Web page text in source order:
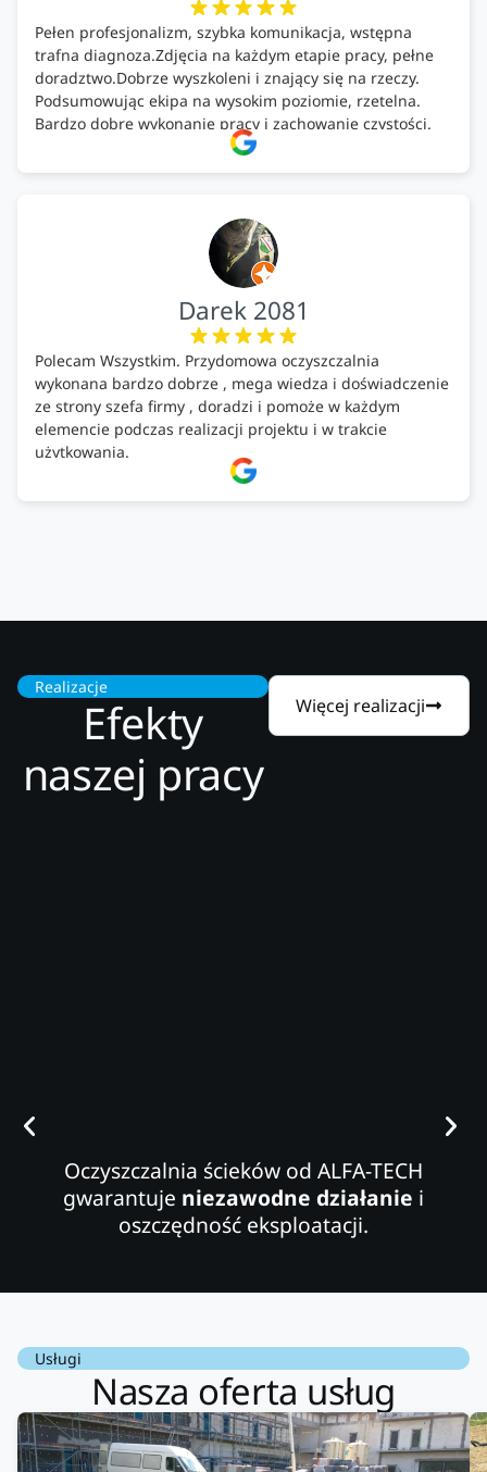
Pełen profesjonalizm, szybka komunikacja, wstępna
trafna diagnoza.Zdjęcia na każdym etapie pracy, pełne
doradztwo.Dobrze wyszkoleni i znający się na rzeczy.
Podsumowując ekipa na wysokim poziomie, rzetelna.
Bardzo dobre wykonanie pracy i zachowanie czystości.
Darek 2081
Polecam Wszystkim. Przydomowa oczyszczalnia
wykonana bardzo dobrze , mega wiedza i doświadczenie
ze strony szefa firmy , doradzi i pomoże w każdym
elemencie podczas realizacji projektu i w trakcie
użytkowania.
Firma godna zaufania. Tak trzymać!
Realizacje
Efekty
naszej pracy
Więcej realizacji
Oczyszczalnia ścieków od ALFA-TECH
gwarantuje niezawodne działanie i
oszczędność eksploatacji.
Usługi
Nasza oferta usług